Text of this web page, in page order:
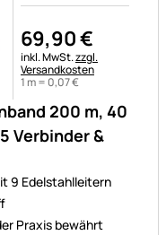
200 m, 40
Verbinder &
9 Edelstahlleitern
Praxis bewährt
69,90€
Steuerhinweis:
inkl. MwSt.zzgl.
Versandkosten
1 m = 0,07€